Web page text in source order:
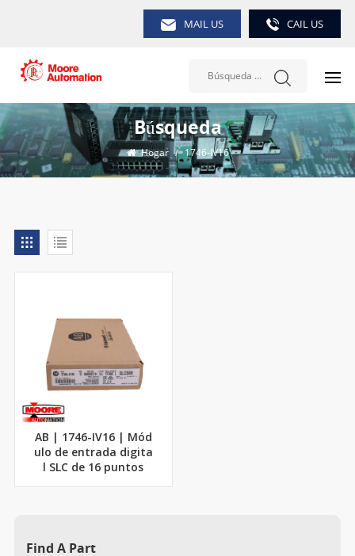
MAIL US CAIL US
Búsqueda
Hogar / 1746-IV16
AB | 1746-IV16 | Mód
ulo de entrada digita
l SLC de 16 puntos
Find A Part